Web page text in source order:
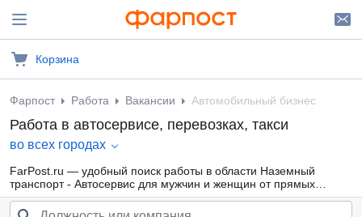
Корзина
Фарпост Работа Вакансии Автомобильный бизнес
Работа в автосервисе, перевозках, такси
во всех городах
FarPost.ru — удобный поиск работы в области Наземный
транспорт - Автосервис для мужчин и женщин от прямых
работодателей, а также от кадровых агентств. Свежие вакансии
каждый день.